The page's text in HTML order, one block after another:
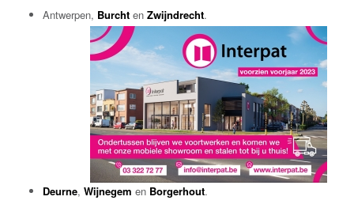
Antwerpen, Burchten Zwijndrecht.
Deurne, Wijnegem en Borgerhout.